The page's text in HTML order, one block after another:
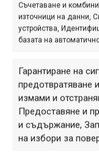
Съчетаване и
източници на данни,
устройства,
базата на
Гарантиране на
предотвратяване
измами и
Предоставяне и
и съдържание,
на избори за
СЕКЦИИ
Начало
Продукти